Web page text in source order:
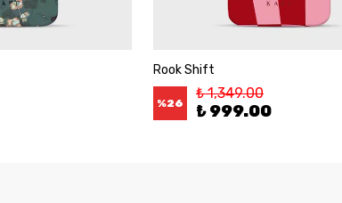
Rook Shift
%26
₺ 1,349.00
₺ 999.00